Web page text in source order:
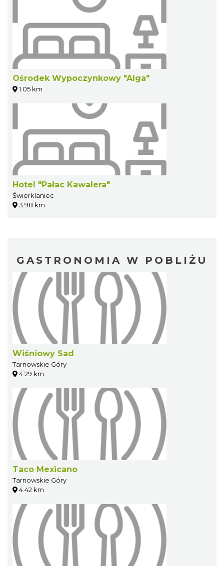
Ośrodek Wypoczynkowy "Alga"
1.05 km
Hotel "Pałac Kawalera"
Świerklaniec
3.98 km
GASTRONOMIA W POBLIŻU
Wiśniowy Sad
Tarnowskie Góry
4.29 km
Taco Mexicano
Tarnowskie Góry
4.42 km